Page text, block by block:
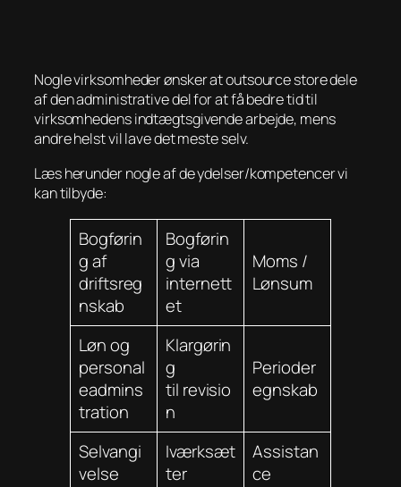
Nogle virksomheder ønsker at outsource store dele
af den administrative del for at få bedre tid til
virksomhedens indtægtsgivende arbejde, mens
andre helst vil lave det meste selv.
Læs herunder nogle af de ydelser/kompetencer vi
kan tilbyde:
Bogførin
g af
driftsreg
nskab
Bogførin
g via
internett
et
Moms /
Lønsum
Løn og
personal
eadmins
tration
Klargørin
g
til revisio
n
Perioder
egnskab
Selvangi
velse
Iværksæt
ter
Assistan
ce